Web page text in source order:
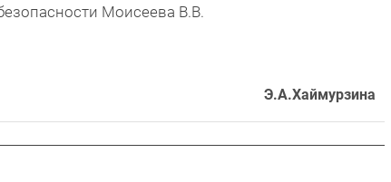
Моисеева В.В.
Э.А.Хаймурзина